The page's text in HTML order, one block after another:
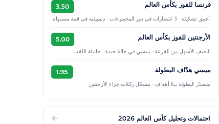
فرنسا للفوز بكأس العالم 3.50
أعمق تشكيلة · 3 انتصارات في دور المجموعات · ديمبيليه في قمة مستواه
الأرجنتين للفوز بكأس العالم 5.00
النصف الأسهل من القرعة · ميسي في حالة جيدة · حاملة اللقب
ميسي هدّاف البطولة 1.95
متصدّر البطولة بـ6 أهداف · مسجّل ركلات جزاء الأرجنتين
احتمالات وتحليل كأس العالم 2026 ←